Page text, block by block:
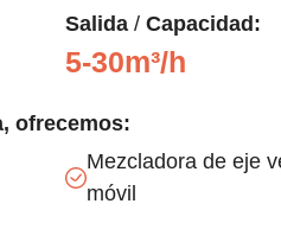
Salida / Capacidad:
5-30m³/h
ofrecemos:
Mezcladora de eje
móvil